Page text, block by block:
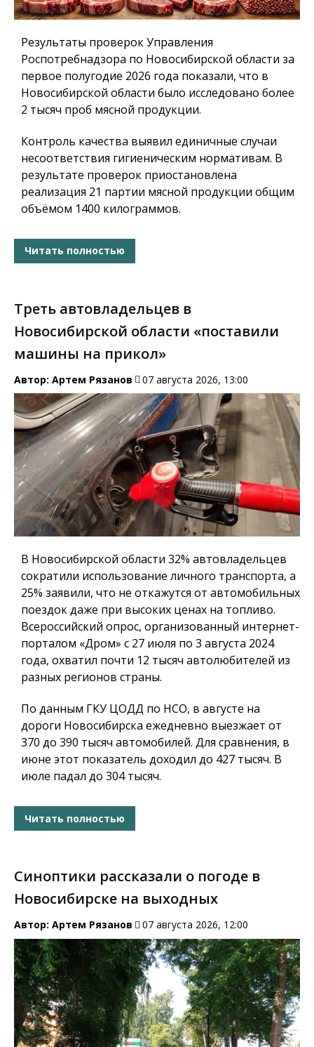
Результаты проверок Управления
Роспотребнадзора по Новосибирской области за
первое полугодие 2026 года показали, что в
Новосибирской области было исследовано более
2 тысяч проб мясной продукции.
Контроль качества выявил единичные случаи
несоответствия гигиеническим нормативам. В
результате проверок приостановлена
реализация 21 партии мясной продукции общим
объёмом 1400 килограммов.
Читать полностью
Треть автовладельцев в
Новосибирской области «поставили
машины на прикол»
Автор: Артем Рязанов 07 августа 2026, 13:00
В Новосибирской области 32% автовладельцев
сократили использование личного транспорта, а
25% заявили, что не откажутся от автомобильных
поездок даже при высоких ценах на топливо.
Всероссийский опрос, организованный интернет-
порталом «Дром» с 27 июля по 3 августа 2024
года, охватил почти 12 тысяч автолюбителей из
разных регионов страны.
По данным ГКУ ЦОДД по НСО, в августе на
дороги Новосибирска ежедневно выезжает от
370 до 390 тысяч автомобилей. Для сравнения, в
июне этот показатель доходил до 427 тысяч. В
июле падал до 304 тысяч.
Читать полностью
Синоптики рассказали о погоде в
Новосибирске на выходных
Автор: Артем Рязанов 07 августа 2026, 12:00